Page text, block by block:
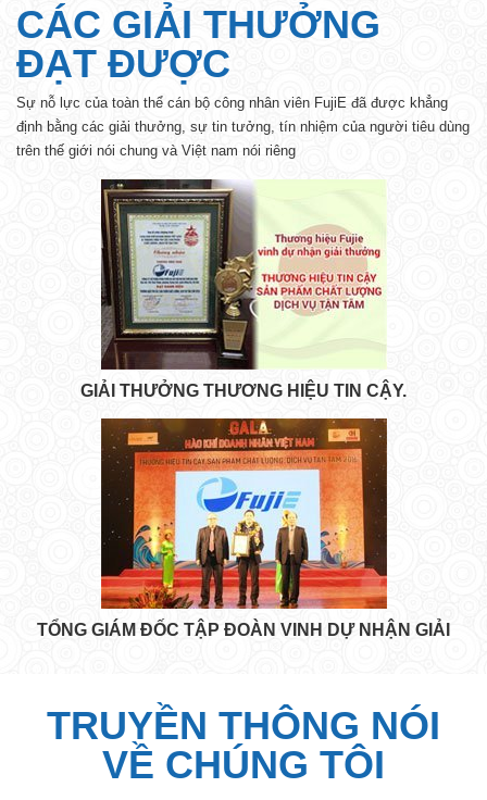
CÁC GIẢI THƯỞNG
ĐẠT ĐƯỢC
Sự nỗ lực của toàn thể cán bộ công nhân viên FujiE đã được khẳng
định bằng các giải thưởng, sự tin tưởng, tín nhiệm của người tiêu dùng
trên thế giới nói chung và Việt nam nói riêng
GIẢI THƯỞNG THƯƠNG HIỆU TIN CẬY.
TỔNG GIÁM ĐỐC TẬP ĐOÀN VINH DỰ NHẬN GIẢI
TRUYỀN THÔNG NÓI
VỀ CHÚNG TÔI